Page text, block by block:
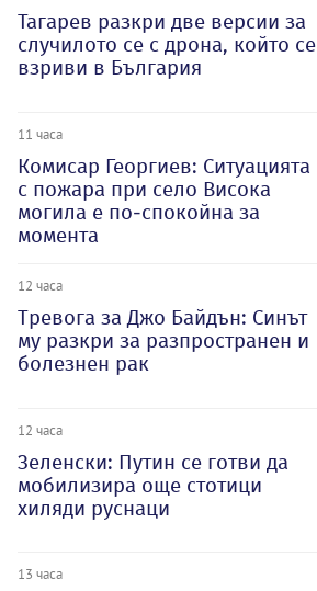
Тагарев разкри две версии за
случилото се с дрона, който се
взриви в България
11 часа
Комисар Георгиев: Ситуацията
с пожара при село Висока
могила е по-спокойна за
момента
12 часа
Тревога за Джо Байдън: Синът
му разкри за разпространен и
болезнен рак
12 часа
Зеленски: Путин се готви да
мобилизира още стотици
хиляди руснаци
13 часа